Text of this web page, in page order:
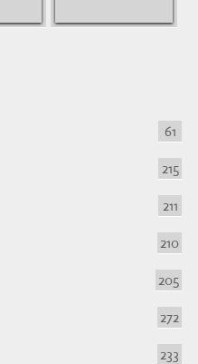
61
215
211
210
205
272
233